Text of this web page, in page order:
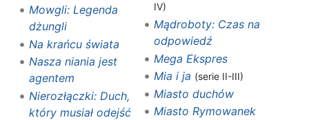
Mowgli: Legenda
dżungli
Na krańcu świata
Nasza niania jest
agentem
Nierozłączki: Duch,
który musiał odejść
IV)
Mądroboty: Czas na
odpowiedź
Mega Ekspres
Mia i ja (serie II-III)
Miasto duchów
Miasto Rymowanek